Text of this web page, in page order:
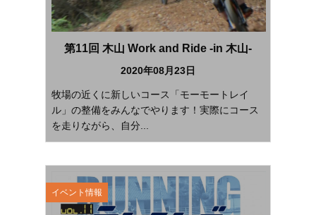
第11回 木山 Work and Ride -in 木山-
2020年08月23日
牧場の近くに新しいコース「モーモートレイ
ル」の整備をみんなでやります！実際にコース
を走りながら、自分...
イベント情報